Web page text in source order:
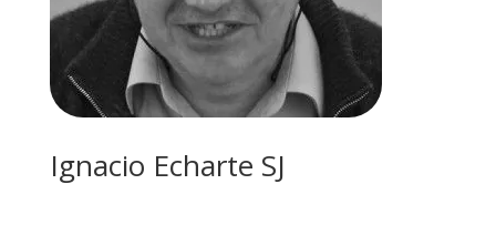
Ignacio Echarte SJ